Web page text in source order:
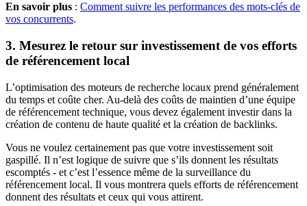
En savoir plus : Comment suivre les performances des mots-clés de
vos concurrents.
3. Mesurez le retour sur investissement de vos efforts
de référencement local
L’optimisation des moteurs de recherche locaux prend généralement
du temps et coûte cher. Au-delà des coûts de maintien d’une équipe
de référencement technique, vous devez également investir dans la
création de contenu de haute qualité et la création de backlinks.
Vous ne voulez certainement pas que votre investissement soit
gaspillé. Il n’est logique de suivre que s’ils donnent les résultats
escomptés - et c’est l’essence même de la surveillance du
référencement local. Il vous montrera quels efforts de référencement
donnent des résultats et ceux qui vous attirent.